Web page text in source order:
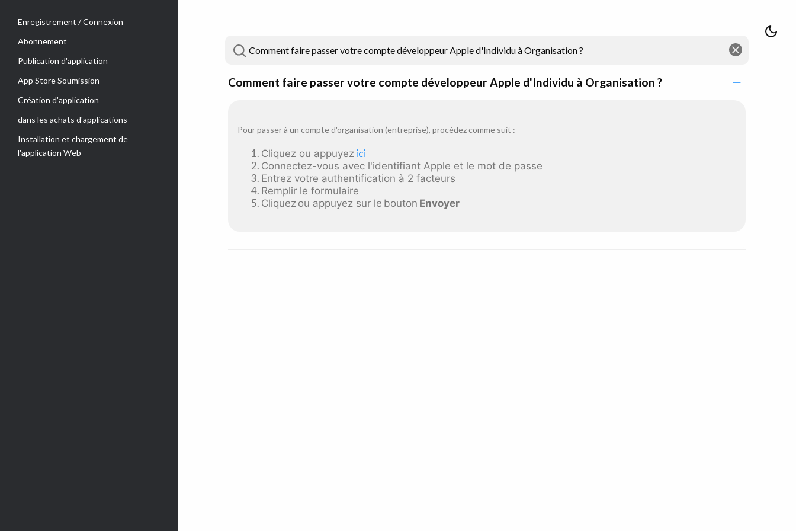
Enregistrement / Connexion
Abonnement
Publication d'application
App Store Soumission
Création d'application
dans les achats d'applications
Installation et chargement de
l'application Web
Comment faire passer votre compte développeur Apple d'Individu à Organisation ?
Pour passer à un compte d'organisation (entreprise), procédez comme suit :
Cliquez ou appuyez ici
Connectez-vous avec l'identifiant Apple et le mot de passe
Entrez votre authentification à 2 facteurs
Remplir le formulaire
Cliquez ou appuyez sur le bouton Envoyer